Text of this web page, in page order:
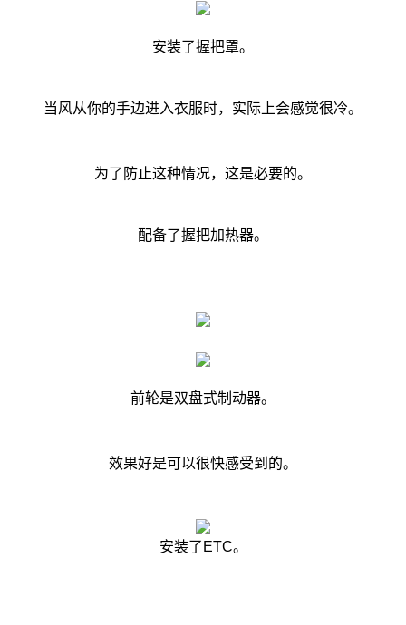
安装了握把罩。
当风从你的手边进入衣服时，实际上会感觉很冷。
为了防止这种情况，这是必要的。
配备了握把加热器。
前轮是双盘式制动器。
效果好是可以很快感受到的。
安装了ETC。